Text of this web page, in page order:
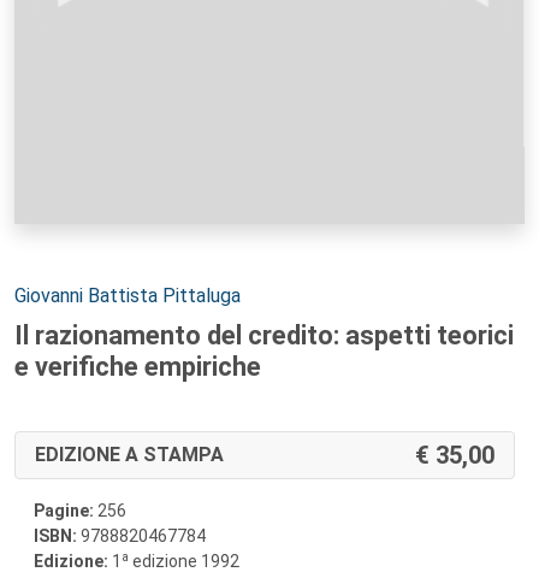
Autori:
Giovanni Battista Pittaluga
Il razionamento del credito: aspetti teorici
e verifiche empiriche
EDIZIONE A STAMPA 35,00
Pagine: 256
ISBN: 9788820467784
Edizione: 1 a edizione 1992